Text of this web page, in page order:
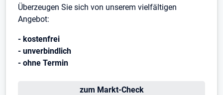
Überzeugen Sie sich von unserem vielfältigen
Angebot:
- kostenfrei
- unverbindlich
- ohne Termin
zum Markt-Check